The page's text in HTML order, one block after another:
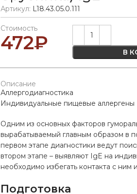
Артикул: L18.43.05.0.111
Стоимость
472₽ В
Alternative:
Описание
Аллергодиагностика
Индивидуальные пищевые аллергены
Одним из основных факторов
вырабатываемый главным образом в
первом этапе диагностики ведут
втором этапе – выявляют IgE на
необходимо избегать контакта с
Подготовка